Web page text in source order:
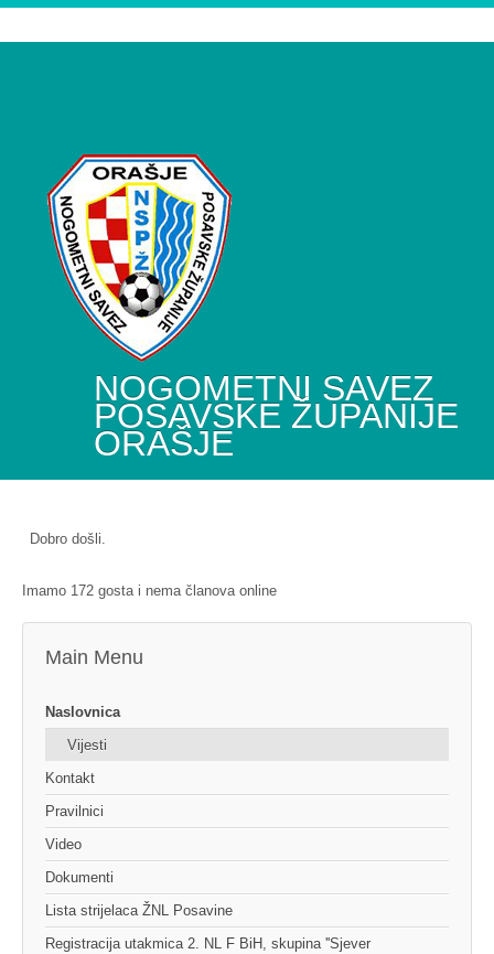
NOGOMETNI SAVEZ
POSAVSKE ŽUPANIJE
ORAŠJE
Dobro došli.
Imamo 172 gosta i nema članova online
Main Menu
Naslovnica
Vijesti
Kontakt
Pravilnici
Video
Dokumenti
Lista strijelaca ŽNL Posavine
Registracija utakmica 2. NL F BiH, skupina ''Sjever